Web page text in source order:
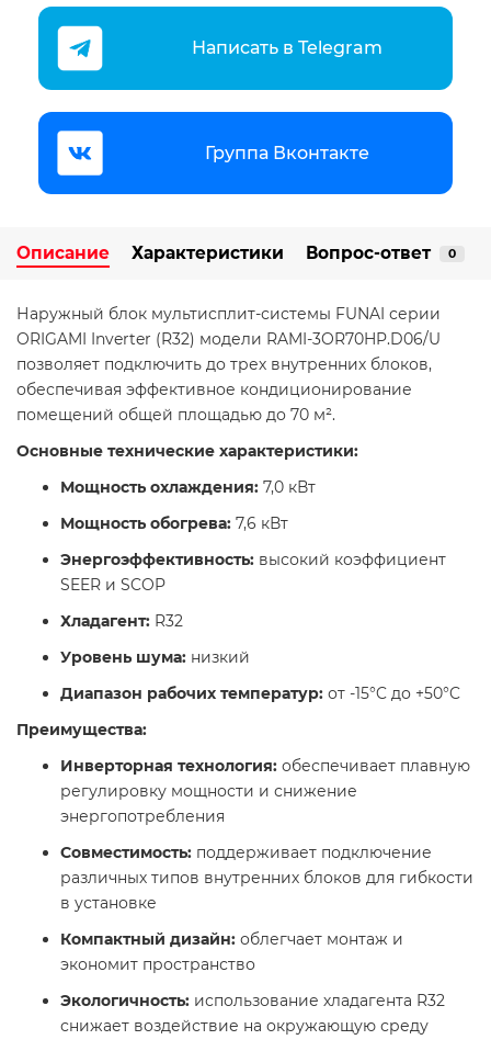
Написать в Telegram
Группа Вконтакте
Описание Характеристики Вопрос-ответ 0
Наружный блок мультисплит-системы FUNAI серии
ORIGAMI Inverter (R32) модели RAMI-3OR70HP.D06/U
позволяет подключить до трех внутренних блоков,
обеспечивая эффективное кондиционирование
помещений общей площадью до 70 м².​
Основные технические характеристики:
Мощность охлаждения: 7,0 кВт​
Мощность обогрева: 7,6 кВт​
Энергоэффективность: высокий коэффициент
SEER и SCOP​
Хладагент: R32​
Уровень шума: низкий​
Диапазон рабочих температур: от -15°C до +50°C​
Преимущества:
Инверторная технология: обеспечивает плавную
регулировку мощности и снижение
энергопотребления​
Совместимость: поддерживает подключение
различных типов внутренних блоков для гибкости
в установке​
Компактный дизайн: облегчает монтаж и
экономит пространство​
Экологичность: использование хладагента R32
снижает воздействие на окружающую среду​